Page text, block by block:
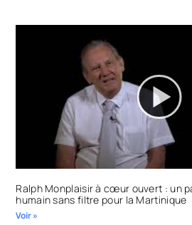
Ralph Monplaisir à cœur ouvert : un
humain sans filtre pour la Martinique
Voir »